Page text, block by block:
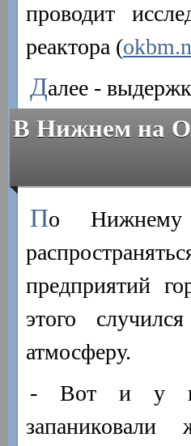
проводит
реактора (
Далее -
В Нижнем на
По Нижнему
предприятий
этого
атмосферу.
- Вот и у